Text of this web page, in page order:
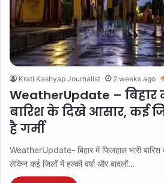
Krati Kashyap Journalist 2 weeks ago
WeatherUpdate –
बारिश के दिखे आसार, कई
है गर्मी
WeatherUpdate- बिहार में फिलहाल भारी बारिश
लेकिन कई जिलों में हल्की वर्षा और बादलों…